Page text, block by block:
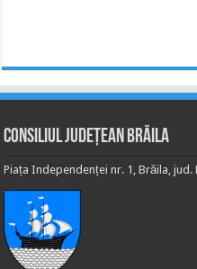
Consiliul Județean Brăila
Piața Independenței nr. 1, Brăila,